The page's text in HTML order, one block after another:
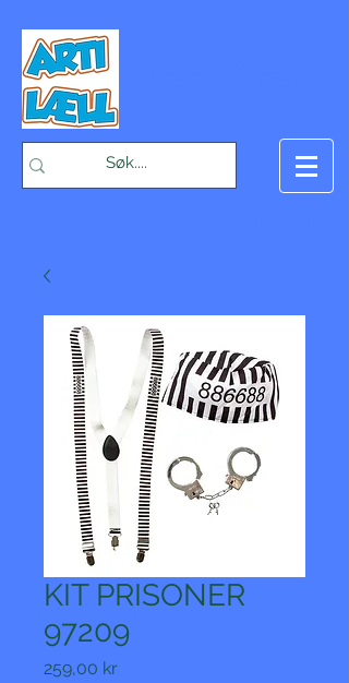
KIT PRISONER
97209
259,00 krPris